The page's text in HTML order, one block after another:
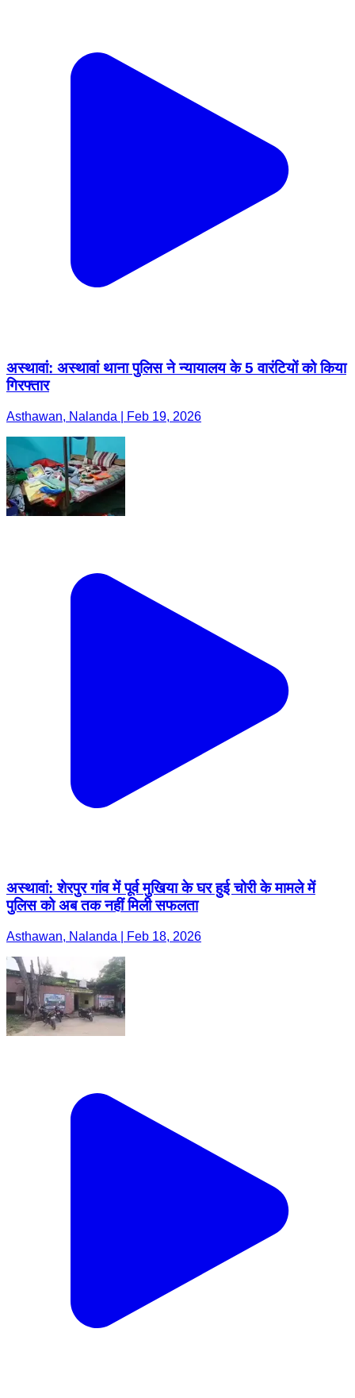
अस्थावां: अस्थावां थाना पुलिस ने न्यायालय के 5 वारंटियों को किया
गिरफ्तार
Asthawan, Nalanda | Feb 19, 2026
अस्थावां: शेरपुर गांव में पूर्व मुखिया के घर हुई चोरी के मामले में
पुलिस को अब तक नहीं मिली सफलता
Asthawan, Nalanda | Feb 18, 2026